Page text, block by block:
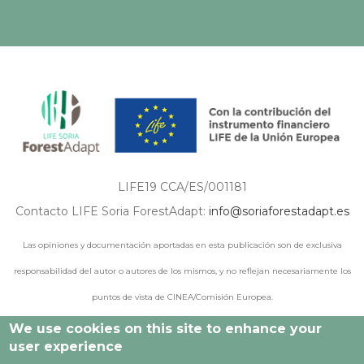
LIFE19 CCA/ES/001181
Contacto LIFE Soria ForestAdapt: info@soriaforestadapt.es
Las opiniones y documentación aportadas en esta publicación son de exclusiva
responsabilidad del autor o autores de los mismos, y no reflejan necesariamente los
puntos de vista de CINEA/Comisión Europea.
We use cookies on this site to enhance your
user experience